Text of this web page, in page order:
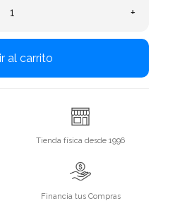
+
al carrito
Tienda física desde 1996
Financia tus Compras